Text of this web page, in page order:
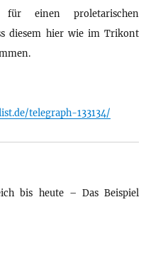
für einen proletarischen
diesem hier wie im Trikont
telegraph-133134/
bis heute – Das Beispiel